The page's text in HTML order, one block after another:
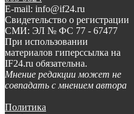
E-mail: info@if24.ru
Свидетельство о регистрации
СМИ: ЭЛ № ФС 77 - 67477
При использовании
материалов гиперссылка на
IF24.ru обязательна.
Мнение редакции может не
совпадать с мнением автора
Политика